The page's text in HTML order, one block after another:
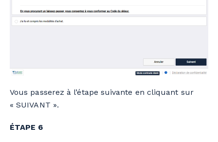
Vous passerez à l’étape suivante en cliquant sur
« SUIVANT ».
ÉTAPE 6